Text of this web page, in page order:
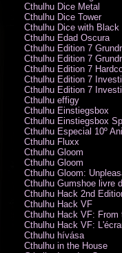
Cthulhu Dice Metal
Cthulhu Dice Tower
Cthulhu Dice with Black
Cthulhu Edad Oscura
Cthulhu Edition 7
Cthulhu Edition 7
Cthulhu Edition 7
Cthulhu Edition 7
Cthulhu Edition 7
Cthulhu effigy
Cthulhu Einstiegsbox
Cthulhu Einstiegsbox
Cthulhu Especial 10º
Cthulhu Fluxx
Cthulhu Gloom
Cthulhu Gloom
Cthulhu Gloom:
Cthulhu Gumshoe livre
Cthulhu Hack 2nd
Cthulhu Hack VF
Cthulhu Hack VF: From
Cthulhu Hack VF:
Cthulhu hívása
Cthulhu in the House